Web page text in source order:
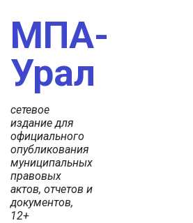
МПА-
Урал
сетевое
издание для
официального
опубликования
муниципальных
правовых
актов, отчетов и
документов,
12+